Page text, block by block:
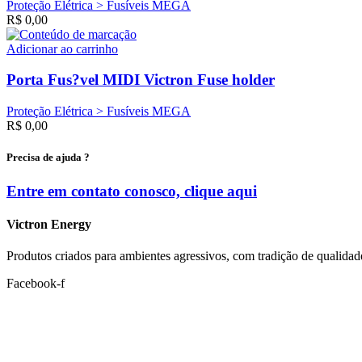
Proteção Elétrica > Fusíveis MEGA
R$ 0,00
Adicionar ao carrinho
Porta Fus?vel MIDI Victron Fuse holder
Proteção Elétrica > Fusíveis MEGA
R$ 0,00
Precisa de ajuda ?
Entre em contato conosco, clique aqui
Victron Energy
Produtos criados para ambientes agressivos, com tradição de
Facebook-f